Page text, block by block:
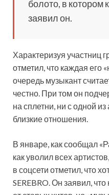
болото, в котором
заявил он.
Характеризуя участниц
отметил, что каждая его
очередь музыкант
честно. При том он
на сплетни, ни с одной
близкие отношения.
В январе, как сообщал
как уволил всех
в соцсети отметил, что
SEREBRO. Он заявил,